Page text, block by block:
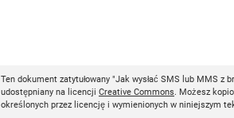
Ten dokument zatytułowany "Jak wysłać SMS lub MMS z
udostępniany na licencji Creative Commons. Możesz
określonych przez licencję i wymienionych w niniejszym